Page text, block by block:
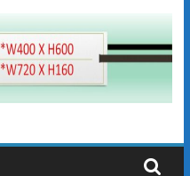
溝夜間清淤 水
減速慢行